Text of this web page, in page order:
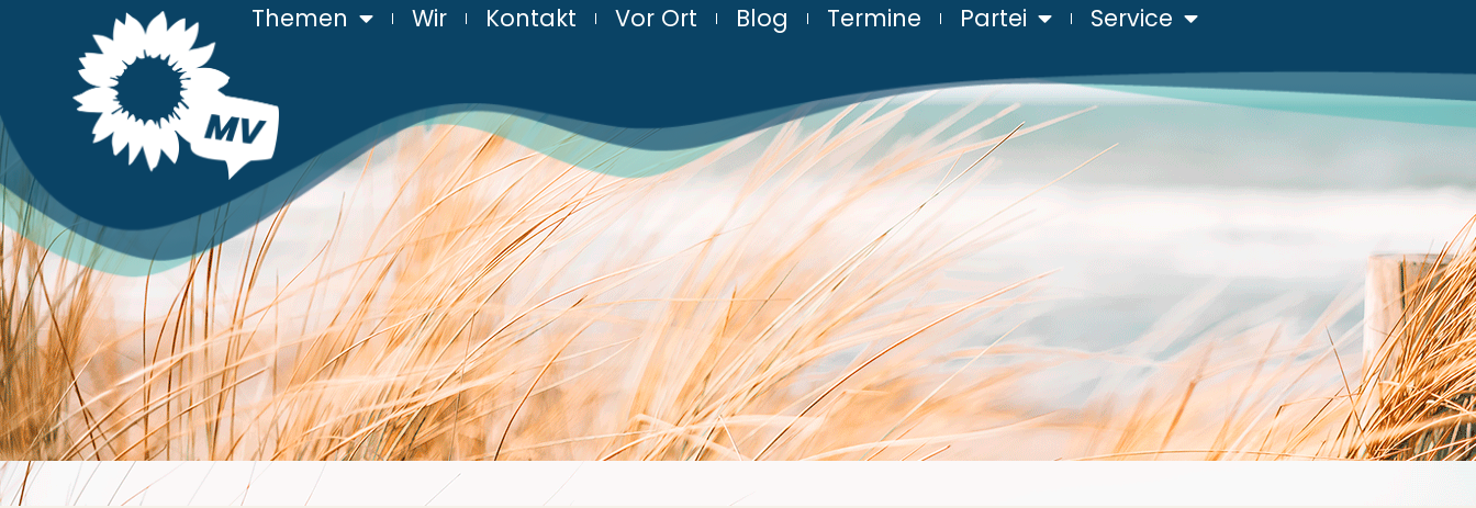
Themen Wir Kontakt Vor Ort Blog Termine Partei Service